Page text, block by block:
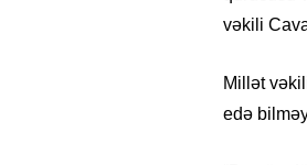
vəkili
Millət
edə